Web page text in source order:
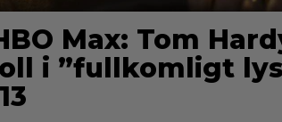
Max: Tom
i ”fullkomligt